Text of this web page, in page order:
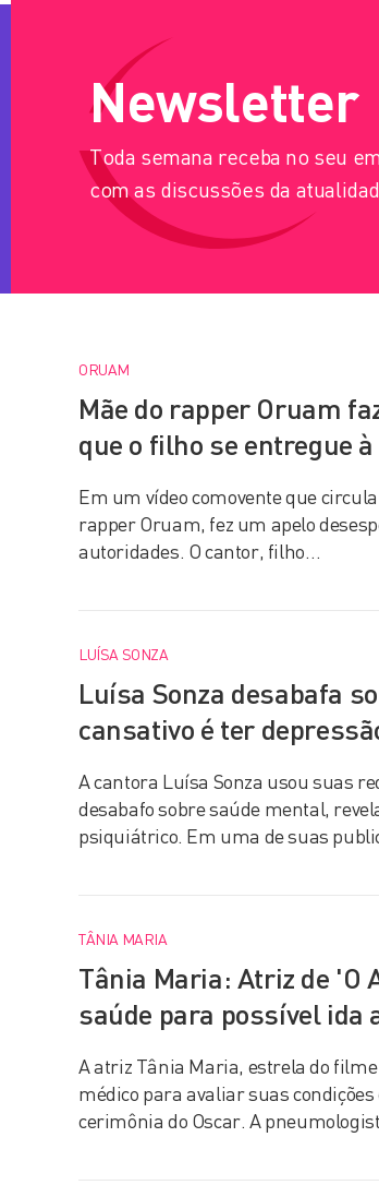
Newsletter
Toda semana receba no seu
com as discussões da
ORUAM
Mãe do rapper Oruam
que o filho se entregue
Em um vídeo comovente que
rapper Oruam, fez um apelo
autoridades. O cantor, filho…
LUÍSA SONZA
Luísa Sonza desabafa
cansativo é ter
A cantora Luísa Sonza usou suas
desabafo sobre saúde mental,
psiquiátrico. Em uma de suas
TÂNIA MARIA
Tânia Maria: Atriz de 'O
saúde para possível ida
A atriz Tânia Maria, estrela do
médico para avaliar suas
cerimônia do Oscar. A